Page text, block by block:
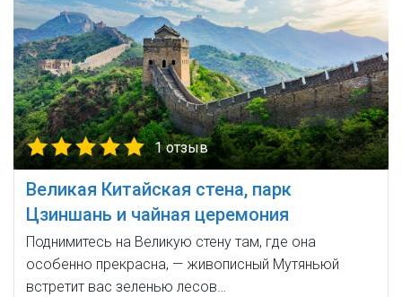
1 отзыв
Великая Китайская стена, парк
Цзиншань и чайная церемония
Поднимитесь на Великую стену там, где она
особенно прекрасна, — живописный Мутяньюй
встретит вас зеленью лесов…